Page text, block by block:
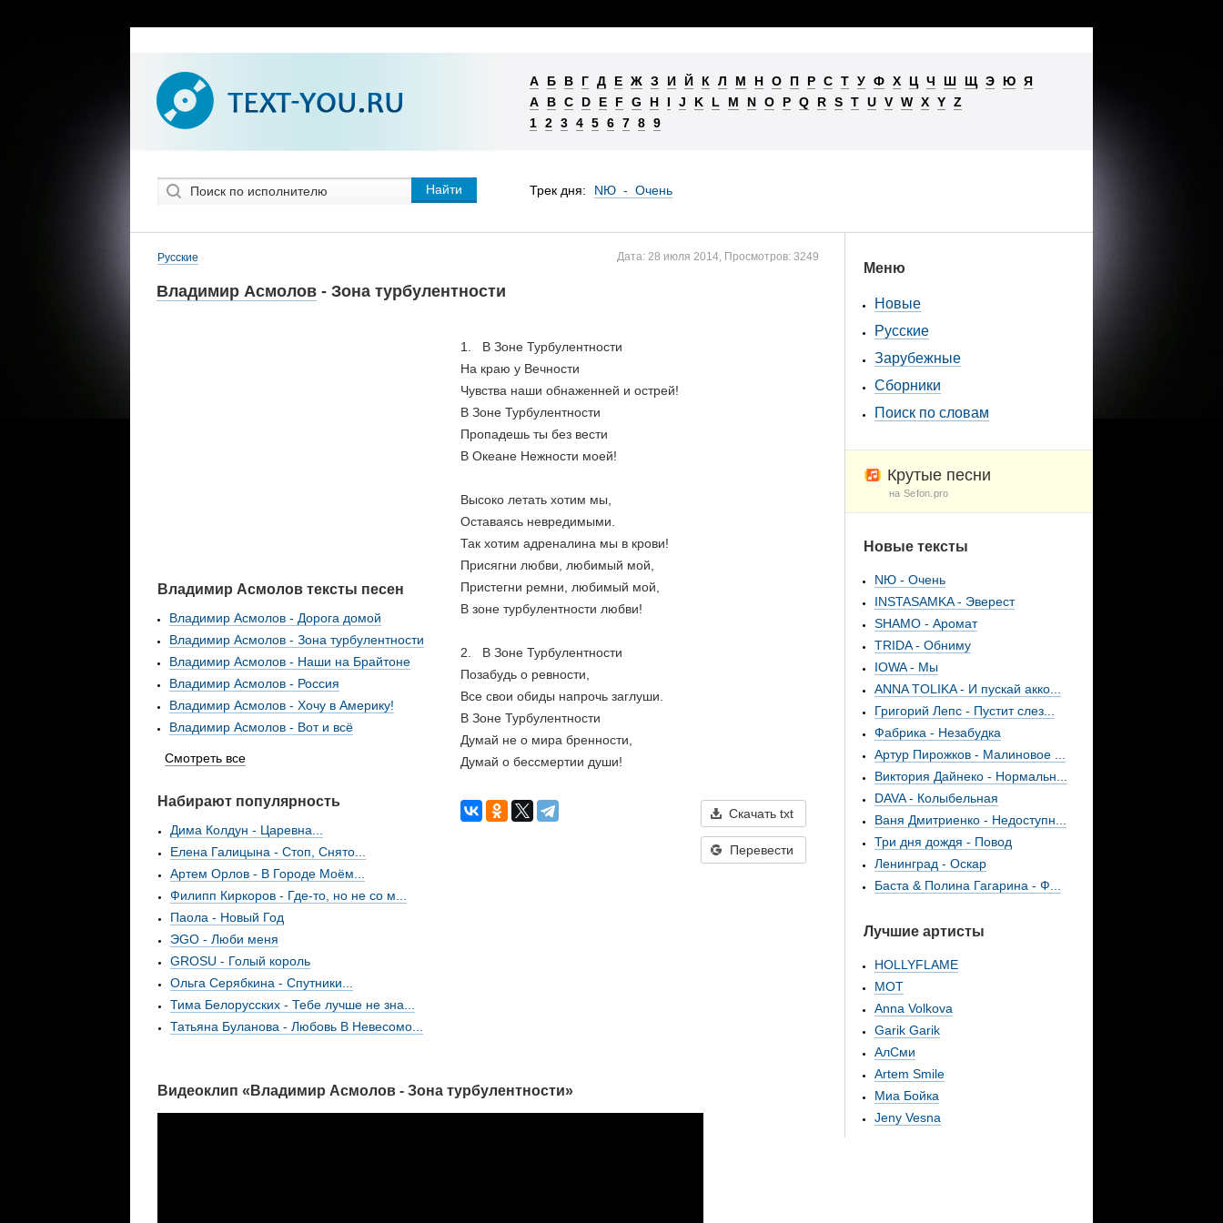
А Б В Г Д Е Ж З И Й К Л М Н О П Р С Т У Ф Х Ц Ч Ш Щ Э Ю Я
A
B C D E F G H I J K L M N O P Q R S T U V W X Y Z
1 2 3 4 5 6 7 8 9
Трек дня: NЮ - Очень
Русские Дата: 28 июля 2014, Просмотров: 3249
Владимир Асмолов - Зона турбулентности
1.   В Зоне Турбулентности
На краю у Вечности
Чувства наши обнаженней и острей!
В Зоне Турбулентности
Пропадешь ты без вести
В Океане Нежности моей!
Высоко летать хотим мы,
Оставаясь невредимыми.
Так хотим адреналина мы в крови!
Присягни любви, любимый мой,
Пристегни ремни, любимый мой,
В зоне турбулентности любви!
2.   В Зоне Турбулентности
Позабудь о ревности,
Все свои обиды напрочь заглуши.
В Зоне Турбулентности
Думай не о мира бренности,
Думай о бессмертии души!
Скачать txt
Перевести
Владимир Асмолов тексты песен
Владимир Асмолов - Дорога домой
Владимир Асмолов - Зона турбулентности
Владимир Асмолов - Наши на Брайтоне
Владимир Асмолов - Россия
Владимир Асмолов - Хочу в Америку!
Владимир Асмолов - Вот и всё
Смотреть все
Набирают популярность
Дима Колдун - Царевна...
Елена Галицына - Стоп, Снято...
Артем Орлов - В Городе Моём...
Филипп Киркоров - Где-то, но не со м...
Паола - Новый Год
ЭGO - Люби меня
GROSU - Голый король
Ольга Серябкина - Спутники...
Тима Белорусских - Тебе лучше не зна...
Татьяна Буланова - Любовь В Невесомо...
Видеоклип «Владимир Асмолов - Зона турбулентности»
Меню
Новые
Русские
Зарубежные
Сборники
Поиск по словам
Крутые песни
на Sefon.pro
Новые тексты
NЮ - Очень
INSTASAMKA - Эверест
SHAMO - Аромат
TRIDA - Обниму
IOWA - Мы
ANNA TOLIKA - И пускай акко...
Григорий Лепс - Пустит слез...
Фабрика - Незабудка
Артур Пирожков - Малиновое ...
Виктория Дайнеко - Нормальн...
DAVA - Колыбельная
Ваня Дмитриенко - Недоступн...
Три дня дождя - Повод
Ленинград - Оскар
Баста & Полина Гагарина - Ф...
Лучшие артисты
HOLLYFLAME
МОТ
Anna Volkova
Garik Garik
АлСми
Artem Smile
Миа Бойка
Jeny Vesna